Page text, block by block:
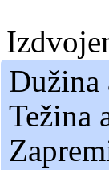
Dužina
Težina